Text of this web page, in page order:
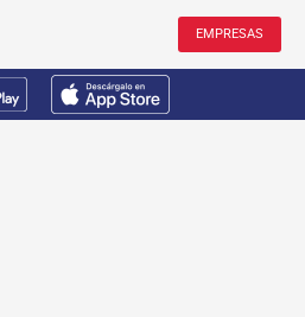
EMPRESAS